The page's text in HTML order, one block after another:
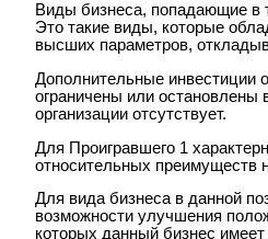
Виды бизнеса, попадающие в
Это такие виды, которые
высших параметров,
Дополнительные инвестиции
ограничены или остановлены
организации отсутствует.
Для Проигравшего 1
относительных преимуществ
Для вида бизнеса в данной
возможности улучшения
которых данный бизнес